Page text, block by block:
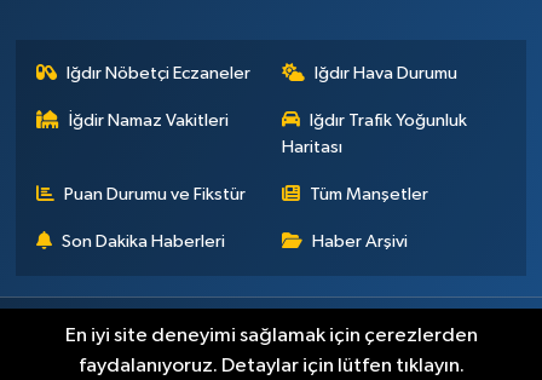
Iğdır Nöbetçi Eczaneler Iğdır Hava Durumu
İğdir Namaz Vakitleri
Iğdır Trafik Yoğunluk
Haritası
Puan Durumu ve Fikstür Tüm Manşetler
Son Dakika Haberleri Haber Arşivi
Künye İletişim Çerez Politikası Gizlilik ilkeleri
En iyi site deneyimi sağlamak için çerezlerden
faydalanıyoruz. Detaylar için lütfen tıklayın.